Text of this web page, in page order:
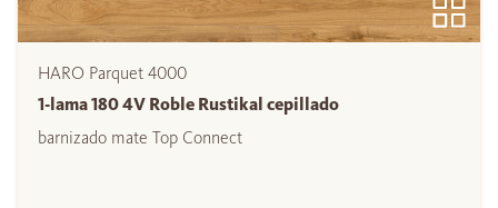
HARO Parquet 4000
1-lama 180 4V Roble Rustikal cepillado
barnizado mate Top Connect